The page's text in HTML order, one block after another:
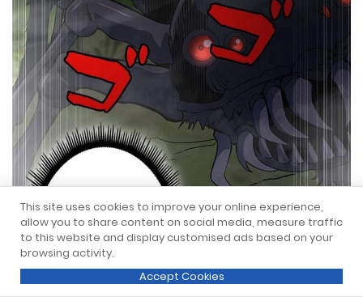
This site uses cookies to improve your online experience,
allow you to share content on social media, measure traffic
to this website and display customised ads based on your
browsing activity.
Accept Cookies